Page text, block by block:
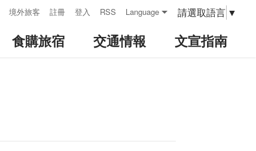
境外旅客 註冊 登入 RSS Language 請選取語言 ▼
食購旅宿 交通情報 文宣指南